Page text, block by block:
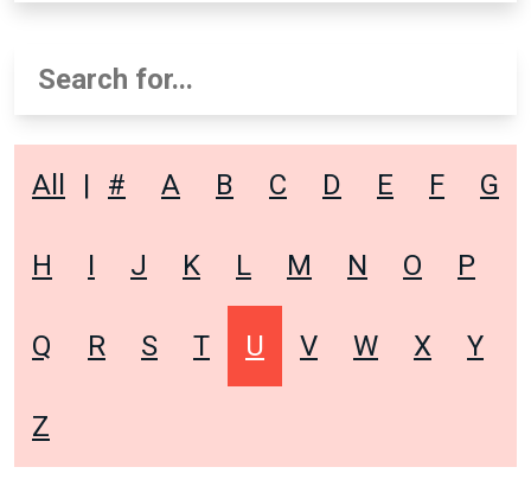
All | # A B C D E F G
H I J K L M N O P
Q R S T U V W X Y
Z